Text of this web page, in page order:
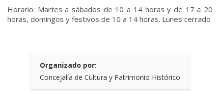
Horario: Martes a sábados de 10 a 14 horas y de 17 a 20
horas, domingos y festivos de 10 a 14 horas. Lunes cerrado
Organizado por:
Concejalía de Cultura y Patrimonio Histórico